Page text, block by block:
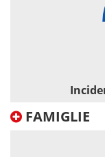
FAMIGLIE